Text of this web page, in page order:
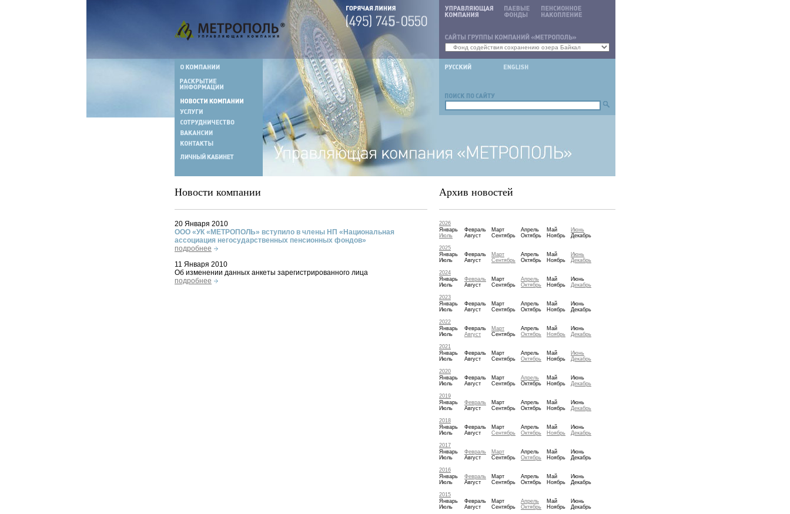
Новости компании
20 Января 2010
ООО «УК «МЕТРОПОЛЬ» вступило в члены НП «Национальная
ассоциация негосударственных пенсионных фондов»
подробнее
11 Января 2010
Об изменении данных анкеты зарегистрированного лица
подробнее
Архив новостей
2026
Январь
Февраль Март Апрель Май
Июнь
Июль
Август Сентябрь Октябрь Ноябрь Декабрь
2025
Январь
Февраль Март Апрель Май
Июнь
Июль
Август Сентябрь Октябрь Ноябрь Декабрь
2024
Январь
Февраль Март Апрель Май
Июнь
Июль
Август Сентябрь Октябрь Ноябрь Декабрь
2023
Январь
Февраль Март Апрель Май
Июнь
Июль
Август Сентябрь Октябрь Ноябрь Декабрь
2022
Январь
Февраль Март Апрель Май
Июнь
Июль
Август Сентябрь Октябрь Ноябрь Декабрь
2021
Январь
Февраль Март Апрель Май
Июнь
Июль
Август Сентябрь Октябрь Ноябрь Декабрь
2020
Январь
Февраль Март Апрель Май
Июнь
Июль
Август Сентябрь Октябрь Ноябрь Декабрь
2019
Январь
Февраль Март Апрель Май
Июнь
Июль
Август Сентябрь Октябрь Ноябрь Декабрь
2018
Январь
Февраль Март Апрель Май
Июнь
Июль
Август Сентябрь Октябрь Ноябрь Декабрь
2017
Январь
Февраль Март Апрель Май
Июнь
Июль
Август Сентябрь Октябрь Ноябрь Декабрь
2016
Январь
Февраль Март Апрель Май
Июнь
Июль
Август Сентябрь Октябрь Ноябрь Декабрь
2015
Январь
Февраль Март Апрель Май
Июнь
Июль
Август Сентябрь Октябрь Ноябрь Декабрь